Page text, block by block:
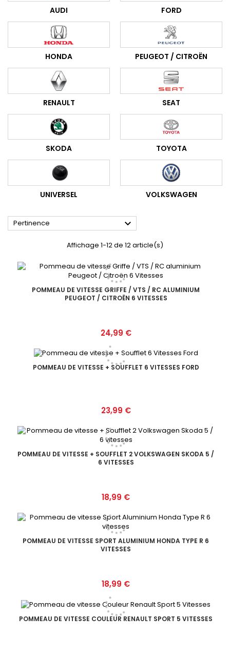
AUDI FORD
HONDA PEUGEOT / CITROËN
RENAULT SEAT
SKODA TOYOTA
UNIVERSEL VOLKSWAGEN
Pertinence 
Affichage 1-12 de 12 article(s)
POMMEAU DE VITESSE GRIFFE / VTS / RC ALUMINIUM
PEUGEOT / CITROËN 6 VITESSES
Prix
24,99 €
POMMEAU DE VITESSE + SOUFFLET 6 VITESSES FORD
Prix
23,99 €
POMMEAU DE VITESSE + SOUFFLET 2 VOLKSWAGEN SKODA 5 /
6 VITESSES
Prix
18,99 €
POMMEAU DE VITESSE SPORT ALUMINIUM HONDA TYPE R 6
VITESSES
Prix
18,99 €
POMMEAU DE VITESSE COULEUR RENAULT SPORT 5 VITESSES